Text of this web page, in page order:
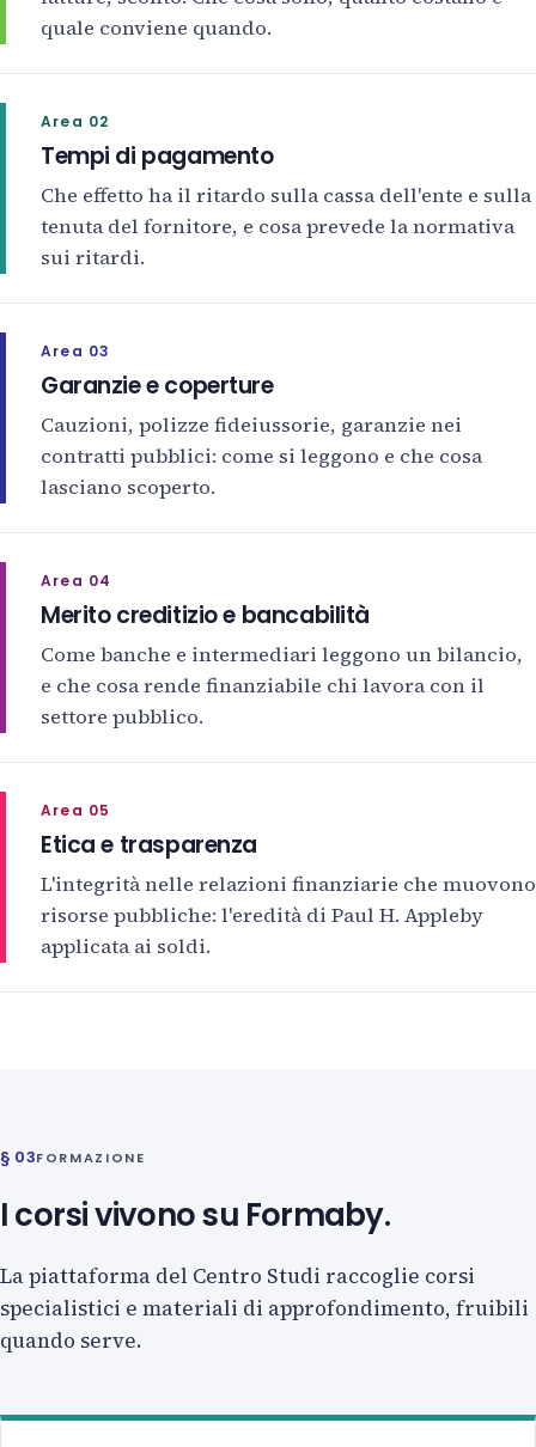
quale conviene quando.
Area 02
Tempi di pagamento
Che effetto ha il ritardo sulla cassa dell'ente e sulla
tenuta del fornitore, e cosa prevede la normativa
sui ritardi.
Area 03
Garanzie e coperture
Cauzioni, polizze fideiussorie, garanzie nei
contratti pubblici: come si leggono e che cosa
lasciano scoperto.
Area 04
Merito creditizio e bancabilità
Come banche e intermediari leggono un bilancio,
e che cosa rende finanziabile chi lavora con il
settore pubblico.
Area 05
Etica e trasparenza
L'integrità nelle relazioni finanziarie che muovono
risorse pubbliche: l'eredità di Paul H. Appleby
applicata ai soldi.
§ 03FORMAZIONE
I corsi vivono su Formaby.
La piattaforma del Centro Studi raccoglie corsi
specialistici e materiali di approfondimento, fruibili
quando serve.